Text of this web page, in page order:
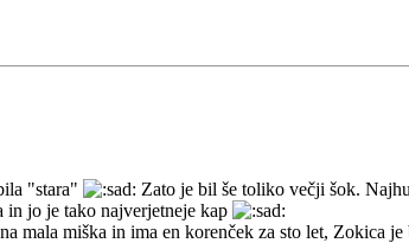
"stara"
Zato je bil še toliko večji šok.
jo je tako najverjetneje kap
mala miška in ima en korenček za sto let, Zokica je